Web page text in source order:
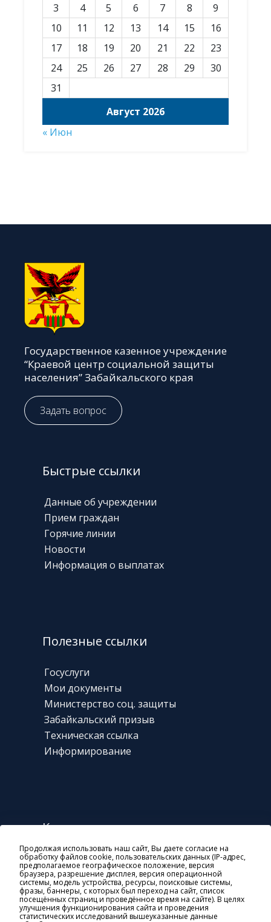
Продолжая использовать наш сайт, Вы даете согласие на
обработку файлов cookie, пользовательских данных (IP-адрес,
предполагаемое географическое положение, версия
браузера, разрешение дисплея, версия операционной
системы, модель устройства, ресурсы, поисковые системы,
фразы, баннеры, с которых был переход на сайт, список
посещённых страниц и проведённое время на сайте). В целях
улучшения функционирования сайта и проведения
статистических исследований вышеуказанные данные
Август 2026
3
4 5 6 7 8
9
10
11 12 13 14 15
16
17
18 19 20 21 22
23
24
25 26 27 28 29
30
31
« Июн
Государственное казенное учреждение
“Краевой центр социальной защиты
населения” Забайкальского края
Задать вопрос
Быстрые ссылки
Данные об учреждении
Прием граждан
Горячие линии
Новости
Информация о выплатах
Полезные ссылки
Госуслуги
Мои документы
Министерство соц. защиты
Забайкальский призыв
Техническая ссылка
Информирование
Контакты
г. Чита, ул. Богомягкова, 23
8 800 10-000-01
general@soczashita-chita.ru
пн-чт: 08:45-18:00